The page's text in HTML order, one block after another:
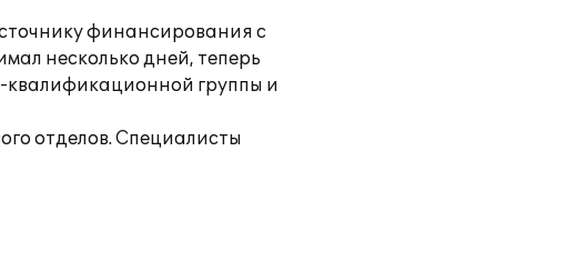
финансирования с
несколько дней, теперь
квалификационной группы и
отделов. Специалисты